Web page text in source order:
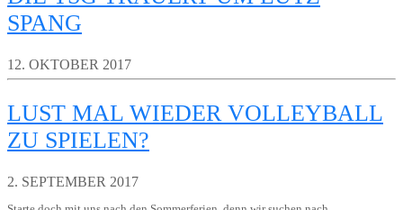
SPANG
12. OKTOBER 2017
LUST MAL WIEDER VOLLEYBALL
ZU SPIELEN?
2. SEPTEMBER 2017